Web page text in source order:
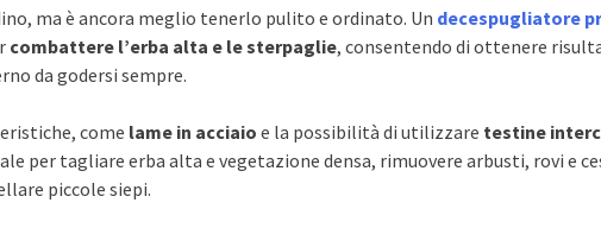
ma è ancora meglio tenerlo pulito e ordinato. Un decespugliatore
combattere l’erba alta e le sterpaglie, consentendo di ottenere
da godersi sempre.
come lame in acciaio e la possibilità di utilizzare testine
per tagliare erba alta e vegetazione densa, rimuovere arbusti, rovi e
piccole siepi.